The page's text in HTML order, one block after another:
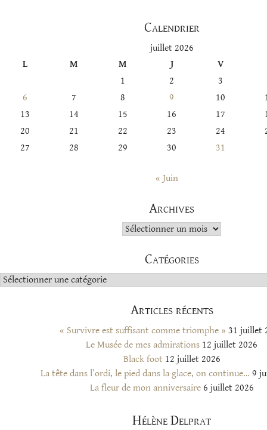
Calendrier
juillet 2026
L
M M J
V
1
2
3
6
7 8 9 10
13
14 15 16 17
20
21 22 23 24
27
28 29 30 31
« Juin
Archives
Archives
Catégories
Catégories
Articles récents
« Survivre est suffisant comme triomphe » 31 juillet
Le Musée de mes admirations 12 juillet 2026
Black foot 12 juillet 2026
La tête dans l’ordi, le pied dans la glace, on continue… 9
La fleur de mon anniversaire 6 juillet 2026
Hélène Delprat